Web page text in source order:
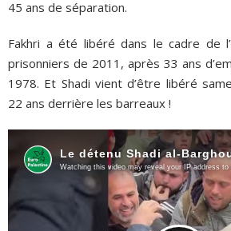
45 ans de séparation.
Fakhri a été libéré dans le cadre de
prisonniers de 2011, après 33 ans
1978. Et Shadi vient d’être libéré
22 ans derrière les barreaux !